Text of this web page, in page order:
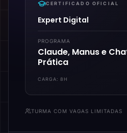
CERTIFICADO OFICIAL
Expert Digital
PROGRAMA
Claude, Manus e
Prática
CARGA:8H
TURMA COM VAGAS LIMITADAS